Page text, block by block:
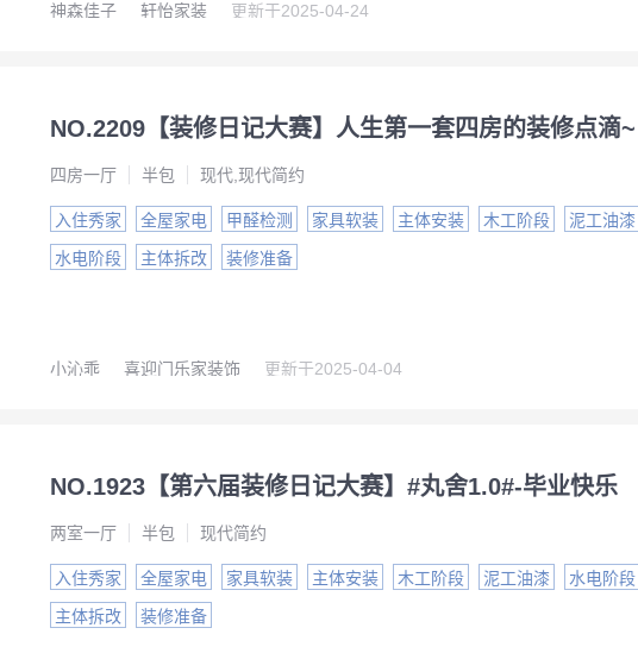
神森佳子 轩怡家装 更新于2025-04-24
NO.2209【装修日记大赛】人生第一套四房的装修点滴~
四房一厅 半包 现代,现代简约
入住秀家 全屋家电 甲醛检测 家具软装 主体安装 木工阶段
泥工油漆
水电阶段
主体拆改 装修准备
小沁乖 喜迎门乐家装饰 更新于2025-04-04
NO.1923【第六届装修日记大赛】#丸舍1.0#-毕业快乐
两室一厅 半包 现代简约
入住秀家 全屋家电 家具软装 主体安装 木工阶段 泥工油漆
水电阶段
主体拆改
装修准备